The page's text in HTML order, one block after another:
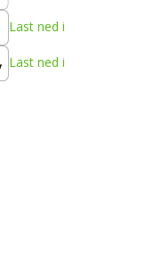
Last ned i
Last ned i